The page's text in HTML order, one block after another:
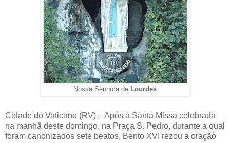
Nossa Senhora de Lourdes
Cidade do Vaticano (RV) – Após a Santa Missa celebrada
na manhã deste domingo, na Praça S. Pedro, durante a qual
foram canonizados sete beatos, Bento XVI rezou a oração